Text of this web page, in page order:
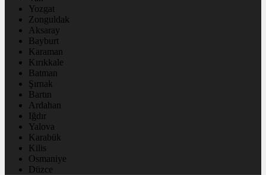
Yozgat
Zonguldak
Aksaray
Bayburt
Karaman
Kırıkkale
Batman
Şırnak
Bartın
Ardahan
Iğdır
Yalova
Karabük
Kilis
Osmaniye
Düzce